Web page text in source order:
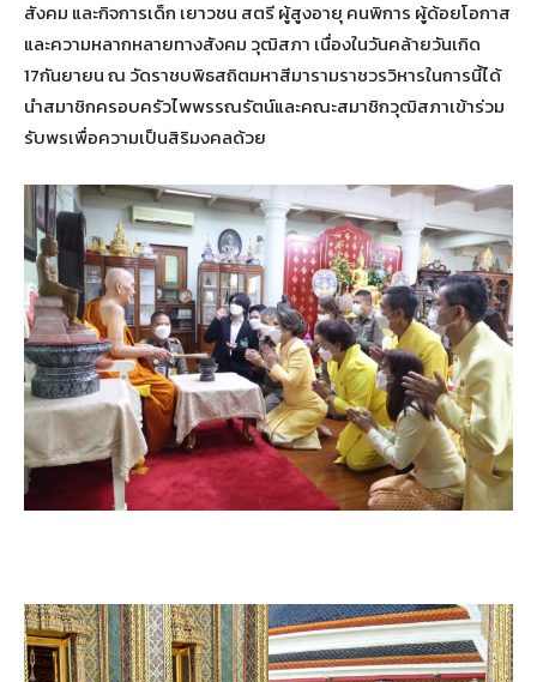
สังคม และกิจการเด็ก เยาวชน สตรี ผู้สูงอายุ คนพิการ ผู้ด้อยโอกาส
และความหลากหลายทางสังคม วุฒิสภา เนื่องในวันคล้ายวันเกิด
17กันยายน ณ วัดราชบพิธสถิตมหาสีมารามราชวรวิหารในการนี้ได้
นำสมาชิกครอบครัวไพพรรณรัตน์และคณะสมาชิกวุฒิสภาเข้าร่วม
รับพรเพื่อความเป็นสิริมงคลด้วย